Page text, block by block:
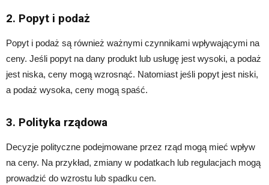
2. Popyt i podaż
Popyt i podaż są również ważnymi czynnikami wpływającymi na
ceny. Jeśli popyt na dany produkt lub usługę jest wysoki, a podaż
jest niska, ceny mogą wzrosnąć. Natomiast jeśli popyt jest niski,
a podaż wysoka, ceny mogą spaść.
3. Polityka rządowa
Decyzje polityczne podejmowane przez rząd mogą mieć wpływ
na ceny. Na przykład, zmiany w podatkach lub regulacjach mogą
prowadzić do wzrostu lub spadku cen.